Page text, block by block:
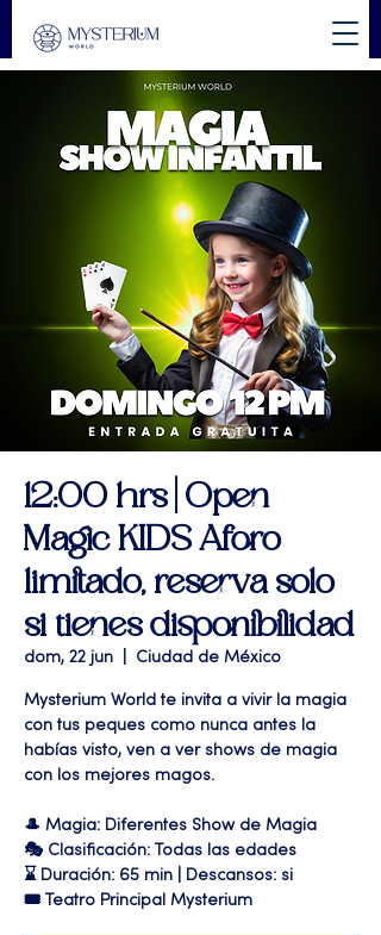
12:00 hrs | Open
Magic KIDS Aforo
limitado, reserva solo
si tienes disponibilidad
dom, 22 jun Ciudad de México
Mysterium World te invita a vivir la magia
con tus peques como nunca antes la
habías visto, ven a ver shows de magia
con los mejores magos.
🎩 Magia: Diferentes Show de Magia
🎭 Clasificación: Todas las edades
⌛ Duración: 65 min | Descansos: si
🎟 Teatro Principal Mysterium